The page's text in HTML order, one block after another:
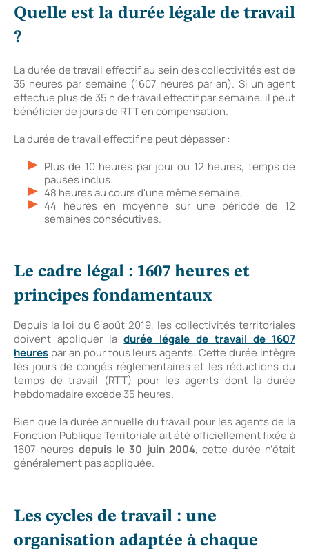
Quelle est la durée légale de travail
?
La durée de travail effectif au sein des collectivités est de
35 heures par semaine (1607 heures par an). Si un agent
effectue plus de 35 h de travail effectif par semaine, il peut
bénéficier de jours de RTT en compensation.
La durée de travail effectif ne peut dépasser :
Plus de 10 heures par jour ou 12 heures, temps de
pauses inclus.
48 heures au cours d'une même semaine,
44 heures en moyenne sur une période de 12
semaines consécutives.
Le cadre légal : 1607 heures et
principes fondamentaux
Depuis la loi du 6 août 2019, les collectivités territoriales
doivent appliquer ladurée légale de travail de 1607
heures par an pour tous leurs agents. Cette durée intègre
les jours de congés réglementaires et les réductions du
temps de travail (RTT) pour les agents dont la durée
hebdomadaire excède 35 heures.
Bien que la durée annuelle du travail pour les agents de la
Fonction Publique Territoriale ait été officiellement fixée à
1607 heures depuis le 30 juin 2004, cette durée n’était
généralement pas appliquée.
Les cycles de travail : une
organisation adaptée à chaque